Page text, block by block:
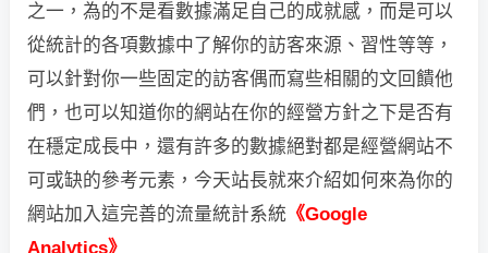
之一，為的不是看數據滿足自己的成就感，而是可以
從統計的各項數據中了解你的訪客來源、習性等等，
可以針對你一些固定的訪客偶而寫些相關的文回饋他
們，也可以知道你的網站在你的經營方針之下是否有
在穩定成長中，還有許多的數據絕對都是經營網站不
可或缺的參考元素，今天站長就來介紹如何來為你的
網站加入這完善的流量統計系統 《Google
Analytics》